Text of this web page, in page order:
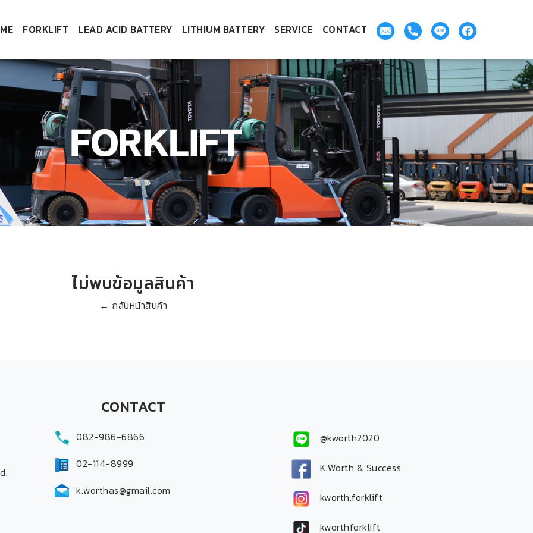
FORKLIFT LEAD ACID BATTERY LITHIUM BATTERY SERVICE CONTACT
ไม่พบข้อมูลสินค้า
← กลับหน้าสินค้า
CONTACT
082-986-6866
02-114-8999
k.worthas@gmail.com
@kworth2020
K.Worth & Success
kworth.forklift
kworthforklift